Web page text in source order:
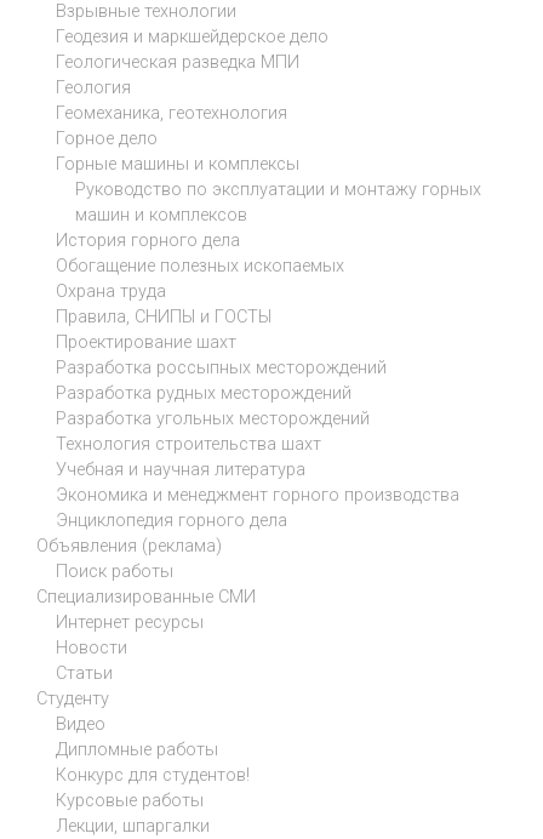
Взрывные технологии
Геодезия и маркшейдерское дело
Геологическая разведка МПИ
Геология
Геомеханика, геотехнология
Горное дело
Горные машины и комплексы
Руководство по эксплуатации и монтажу горных
машин и комплексов
История горного дела
Обогащение полезных ископаемых
Охрана труда
Правила, СНИПЫ и ГОСТЫ
Проектирование шахт
Разработка россыпных месторождений
Разработка рудных месторождений
Разработка угольных месторождений
Технология строительства шахт
Учебная и научная литература
Экономика и менеджмент горного производства
Энциклопедия горного дела
Объявления (реклама)
Поиск работы
Специализированные СМИ
Интернет ресурсы
Новости
Статьи
Студенту
Видео
Дипломные работы
Конкурс для студентов!
Курсовые работы
Лекции, шпаргалки